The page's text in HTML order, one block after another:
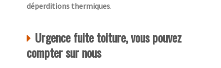
déperditions thermiques.
Urgence fuite toiture, vous pouvez
compter sur nous